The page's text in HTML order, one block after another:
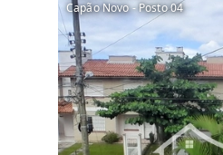
Capão Novo - Posto 04